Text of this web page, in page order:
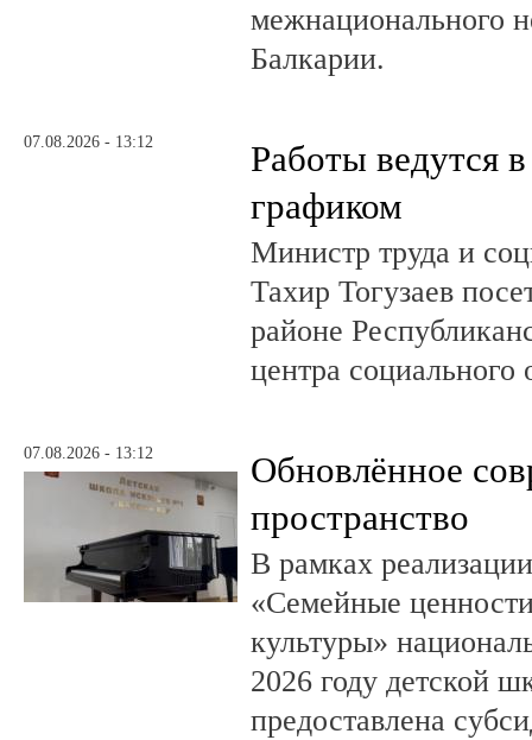
межнационального
Балкарии.
07.08.2026 - 13:12
Работы ведутся
графиком
Министр труда и
Тахир Тогузаев
районе
центра
07.08.2026 - 13:12
Обновлённое
пространство
В рамках
«Семейные
культуры»
2026 году детской
предоставлена